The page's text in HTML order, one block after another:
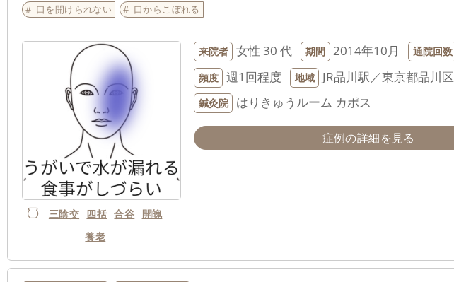
口を開けられない 口からこぼれる
三陰交 四括 合谷
開魄
養老
来院者 女性 30 代 期間 2014年10月 通院回数
頻度 週1回程度 地域 JR品川駅／東京都品川区
鍼灸院 はりきゅうルーム カポス
症例の詳細を見る